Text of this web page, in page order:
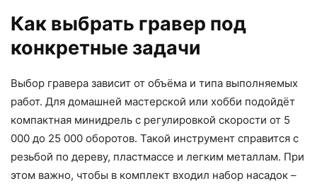
Как выбрать гравер под
конкретные задачи
Выбор гравера зависит от объёма и типа выполняемых
работ. Для домашней мастерской или хобби подойдёт
компактная минидрель с регулировкой скорости от 5
000 до 25 000 оборотов. Такой инструмент справится с
резьбой по дереву, пластмассе и легким металлам. При
этом важно, чтобы в комплект входил набор насадок –